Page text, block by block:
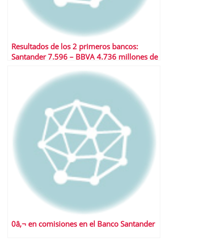
Resultados de los 2 primeros bancos:
Santander 7.596 – BBVA 4.736 millones de
0â‚¬ en comisiones en el Banco Santander